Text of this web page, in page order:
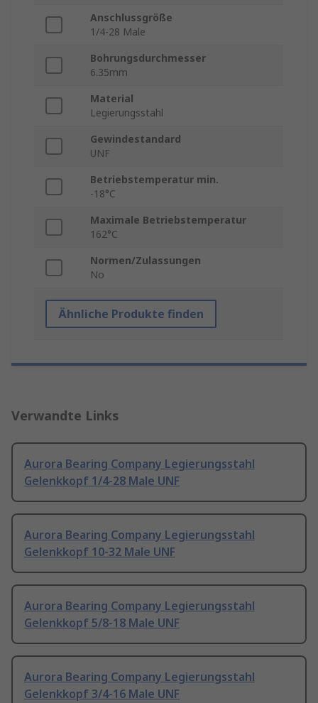
Anschlussgröße
1/4-28 Male
Bohrungsdurchmesser
6.35mm
Material
Legierungsstahl
Gewindestandard
UNF
Betriebstemperatur min.
-18°C
Maximale Betriebstemperatur
162°C
Normen/Zulassungen
No
Ähnliche Produkte finden
Verwandte Links
Aurora Bearing Company Legierungsstahl
Gelenkkopf 1/4-28 Male UNF
Aurora Bearing Company Legierungsstahl
Gelenkkopf 10-32 Male UNF
Aurora Bearing Company Legierungsstahl
Gelenkkopf 5/8-18 Male UNF
Aurora Bearing Company Legierungsstahl
Gelenkkopf 3/4-16 Male UNF